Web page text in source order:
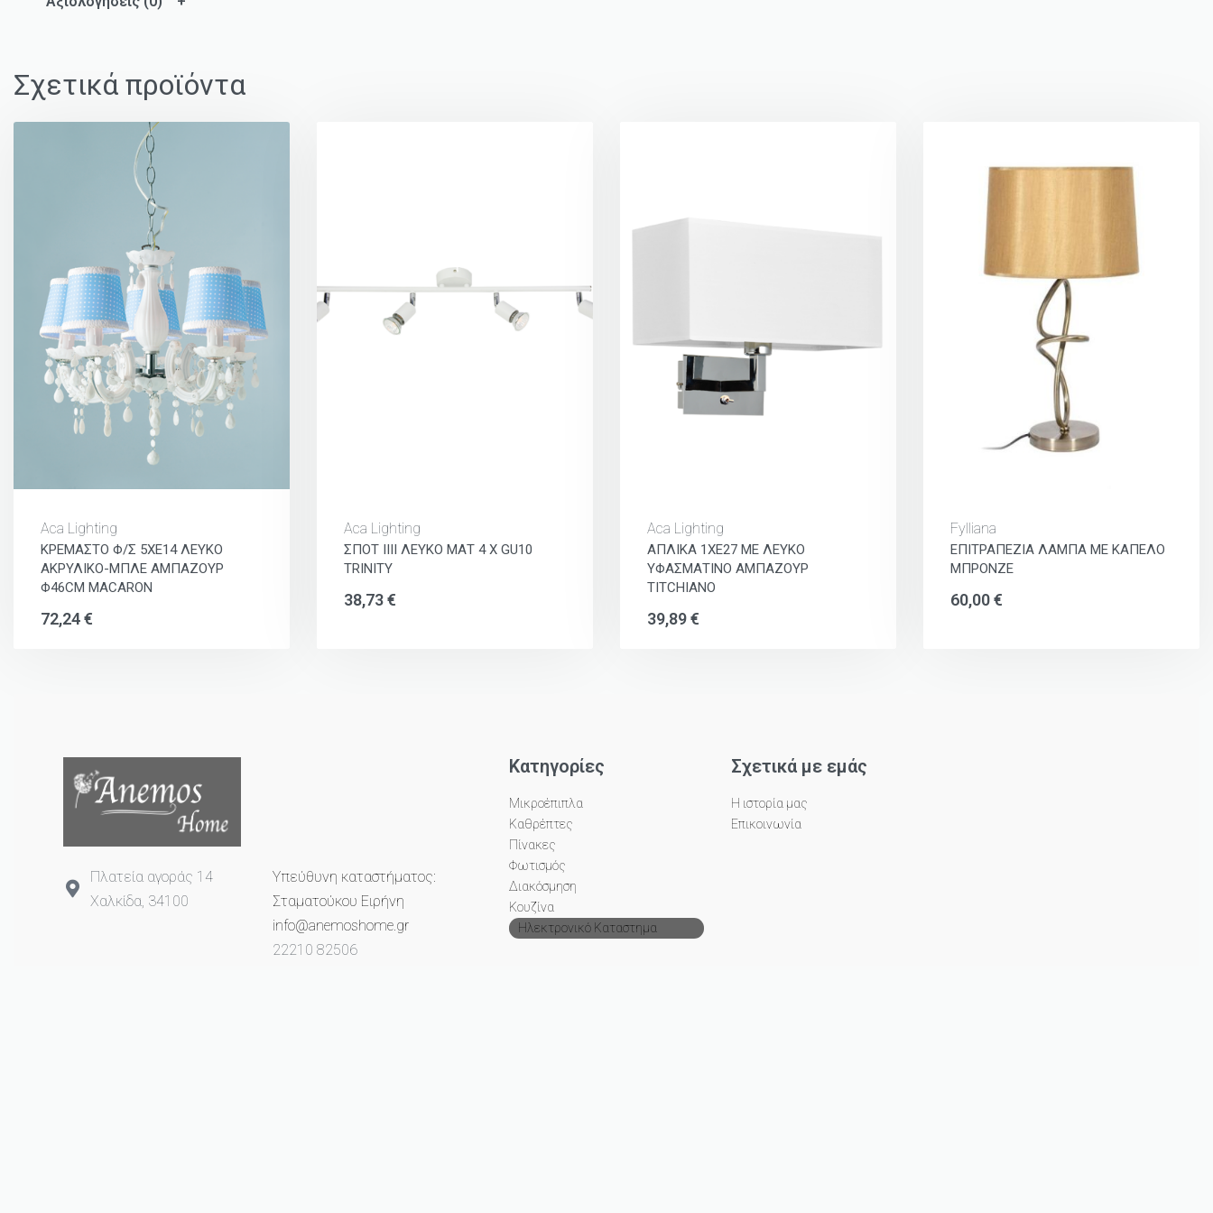
Σχετικά προϊόντα
Aca Lighting
ΚΡΕΜΑΣΤΟ Φ/Σ 5ΧΕ14 ΛΕΥΚΟ
ΑΚΡΥΛΙΚΟ-ΜΠΛΕ ΑΜΠΑΖΟΥΡ
Φ46CM MACARON
72,24€
Aca Lighting
ΣΠΟΤ ΙΙΙΙ ΛΕΥΚΟ ΜΑΤ 4 Χ GU10
TRINITY
38,73€
Aca Lighting
ΑΠΛΙΚΑ 1XE27 ΜΕ ΛΕΥΚΟ
ΥΦΑΣΜΑΤΙΝΟ ΑΜΠΑΖΟΥΡ
TITCHIANO
39,89€
Fylliana
ΕΠΙΤΡΑΠΕΖΙΑ ΛΑΜΠΑ ΜΕ ΚΑΠΕΛΟ
ΜΠΡΟΝΖΕ
60,00€
Πλατεία αγοράς 14
Χαλκίδα, 34100
Υπεύθυνη καταστήματος:
Σταματούκου Ειρήνη
info@anemoshome.gr
22210 82506
Κατηγορίες
Μικροέπιπλα
Καθρέπτες
Πίνακες
Φωτισμός
Διακόσμηση
Κουζίνα
Ηλεκτρονικό Καταστημα
Σχετικά με εμάς
Η ιστορία μας
Επικοινωνία